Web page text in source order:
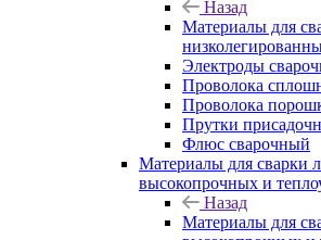
Назад
Материалы для
Электроды
Проволока
Проволока
Прутки
Флюс сварочный
Материалы для сварки
высокопрочных и
Назад
Материалы для